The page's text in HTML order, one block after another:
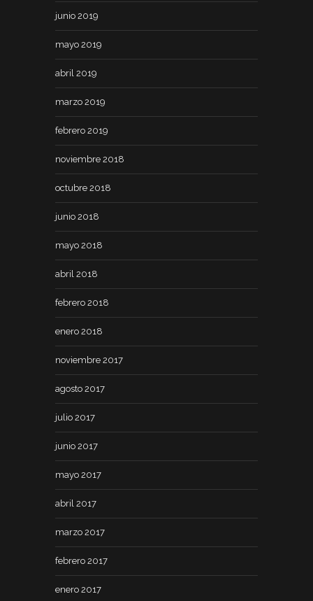
junio 2019
mayo 2019
abril 2019
marzo 2019
febrero 2019
noviembre 2018
octubre 2018
junio 2018
mayo 2018
abril 2018
febrero 2018
enero 2018
noviembre 2017
agosto 2017
julio 2017
junio 2017
mayo 2017
abril 2017
marzo 2017
febrero 2017
enero 2017